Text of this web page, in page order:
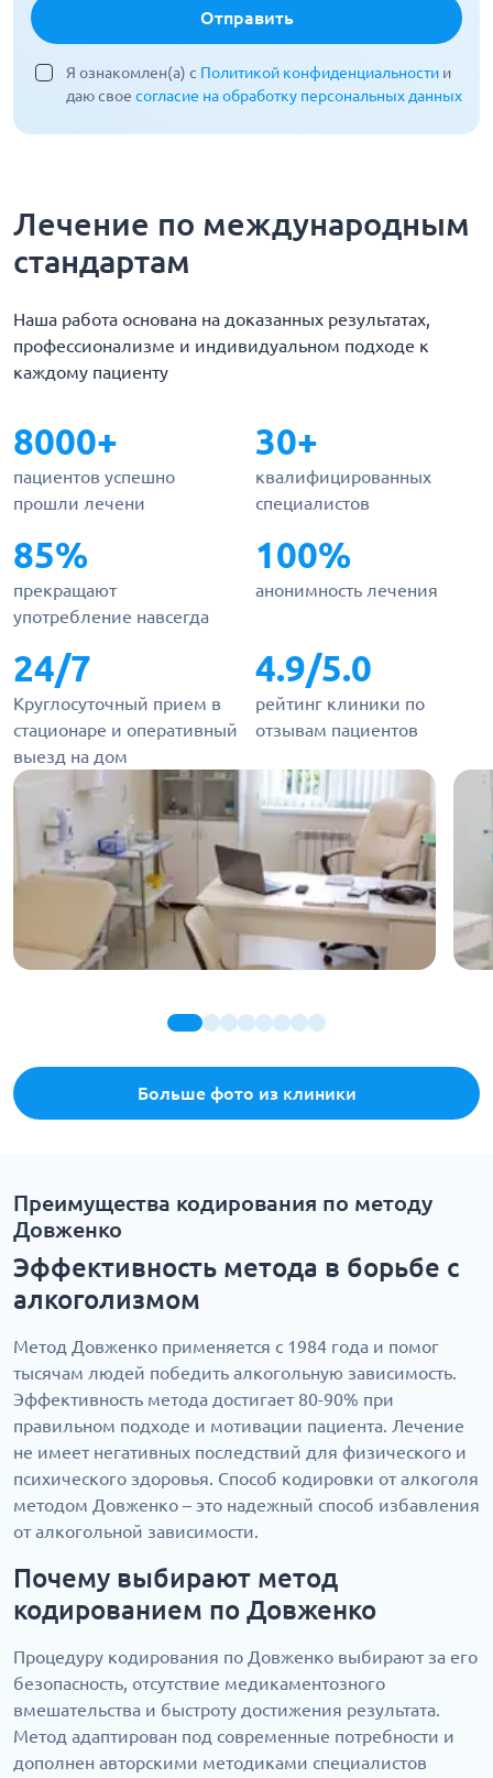
Отправить
Я ознакомлен(а) с Политикой конфиденциальности и
даю свое согласие на обработку персональных данных
Лечение по международным
стандартам
Наша работа основана на доказанных результатах,
профессионализме и индивидуальном подходе к
каждому пациенту
8000+
пациентов успешно
прошли лечени
30+
квалифицированных
специалистов
85%
прекращают
употребление навсегда
100%
анонимность лечения
24/7
Круглосуточный прием в
стационаре и оперативный
выезд на дом
4.9/5.0
рейтинг клиники по
отзывам пациентов
Больше фото из клиники
Преимущества кодирования по методу
Довженко
Эффективность метода в борьбе с
алкоголизмом
Метод Довженко применяется с 1984 года и помог
тысячам людей победить алкогольную зависимость.
Эффективность метода достигает 80-90% при
правильном подходе и мотивации пациента. Лечение
не имеет негативных последствий для физического и
психического здоровья. Способ кодировки от алкоголя
методом Довженко – это надежный способ избавления
от алкогольной зависимости.
Почему выбирают метод
кодированием по Довженко
Процедуру кодирования по Довженко выбирают за его
безопасность, отсутствие медикаментозного
вмешательства и быстроту достижения результата.
Метод адаптирован под современные потребности и
дополнен авторскими методиками специалистов